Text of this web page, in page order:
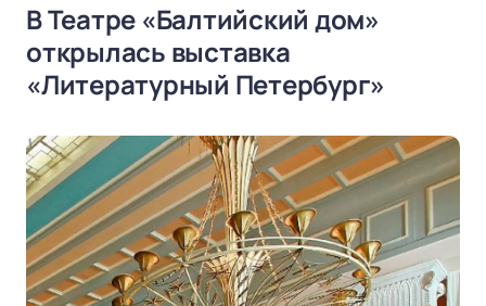
В Театре «Балтийский дом»
открылась выставка
«Литературный Петербург»